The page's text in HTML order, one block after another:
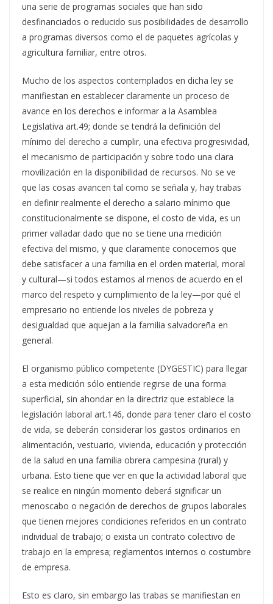
una serie de programas sociales que han sido
desfinanciados o reducido sus posibilidades de desarrollo
a programas diversos como el de paquetes agrícolas y
agricultura familiar, entre otros.
Mucho de los aspectos contemplados en dicha ley se
manifiestan en establecer claramente un proceso de
avance en los derechos e informar a la Asamblea
Legislativa art.49; donde se tendrá la definición del
mínimo del derecho a cumplir, una efectiva progresividad,
el mecanismo de participación y sobre todo una clara
movilización en la disponibilidad de recursos. No se ve
que las cosas avancen tal como se señala y, hay trabas
en definir realmente el derecho a salario mínimo que
constitucionalmente se dispone, el costo de vida, es un
primer valladar dado que no se tiene una medición
efectiva del mismo, y que claramente conocemos que
debe satisfacer a una familia en el orden material, moral
y cultural—si todos estamos al menos de acuerdo en el
marco del respeto y cumplimiento de la ley—por qué el
empresario no entiende los niveles de pobreza y
desigualdad que aquejan a la familia salvadoreña en
general.
El organismo público competente (DYGESTIC) para llegar
a esta medición sólo entiende regirse de una forma
superficial, sin ahondar en la directriz que establece la
legislación laboral art.146, donde para tener claro el costo
de vida, se deberán considerar los gastos ordinarios en
alimentación, vestuario, vivienda, educación y protección
de la salud en una familia obrera campesina (rural) y
urbana. Esto tiene que ver en que la actividad laboral que
se realice en ningún momento deberá significar un
menoscabo o negación de derechos de grupos laborales
que tienen mejores condiciones referidos en un contrato
individual de trabajo; o exista un contrato colectivo de
trabajo en la empresa; reglamentos internos o costumbre
de empresa.
Esto es claro, sin embargo las trabas se manifiestan en